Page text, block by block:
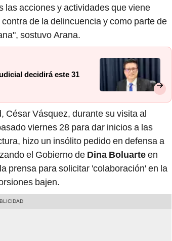
las acciones y actividades que viene
de la delincuencia y como parte de
sostuvo Arana.
decidirá este 31
César Vásquez, durante su visita al
viernes 28 para dar inicios a las
hizo un insólito pedido en defensa a
el Gobierno de Dina Boluarteen
prensa para solicitar 'colaboración' en la
bajen.